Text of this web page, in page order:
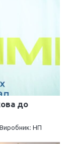
до
Виробник: НП